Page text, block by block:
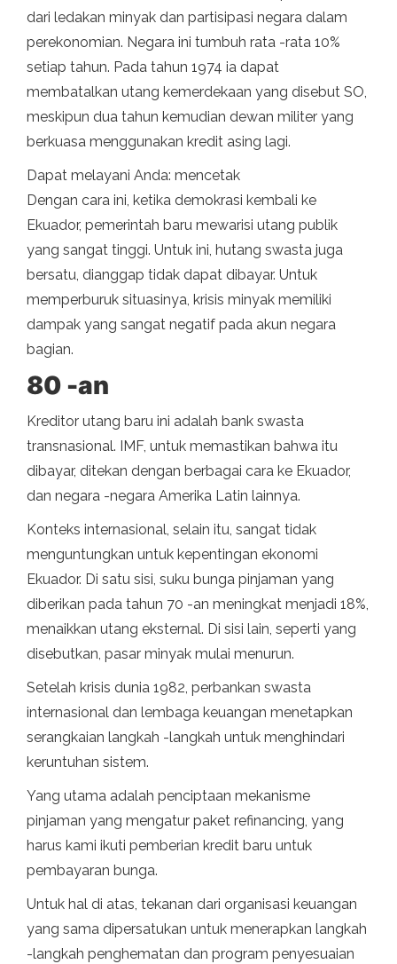
dari ledakan minyak dan partisipasi negara dalam
perekonomian. Negara ini tumbuh rata -rata 10%
setiap tahun. Pada tahun 1974 ia dapat
membatalkan utang kemerdekaan yang disebut SO,
meskipun dua tahun kemudian dewan militer yang
berkuasa menggunakan kredit asing lagi.
Dapat melayani Anda: mencetak
Dengan cara ini, ketika demokrasi kembali ke
Ekuador, pemerintah baru mewarisi utang publik
yang sangat tinggi. Untuk ini, hutang swasta juga
bersatu, dianggap tidak dapat dibayar. Untuk
memperburuk situasinya, krisis minyak memiliki
dampak yang sangat negatif pada akun negara
bagian.
80 -an
Kreditor utang baru ini adalah bank swasta
transnasional. IMF, untuk memastikan bahwa itu
dibayar, ditekan dengan berbagai cara ke Ekuador,
dan negara -negara Amerika Latin lainnya.
Konteks internasional, selain itu, sangat tidak
menguntungkan untuk kepentingan ekonomi
Ekuador. Di satu sisi, suku bunga pinjaman yang
diberikan pada tahun 70 -an meningkat menjadi 18%,
menaikkan utang eksternal. Di sisi lain, seperti yang
disebutkan, pasar minyak mulai menurun.
Setelah krisis dunia 1982, perbankan swasta
internasional dan lembaga keuangan menetapkan
serangkaian langkah -langkah untuk menghindari
keruntuhan sistem.
Yang utama adalah penciptaan mekanisme
pinjaman yang mengatur paket refinancing, yang
harus kami ikuti pemberian kredit baru untuk
pembayaran bunga.
Untuk hal di atas, tekanan dari organisasi keuangan
yang sama dipersatukan untuk menerapkan langkah
-langkah penghematan dan program penyesuaian